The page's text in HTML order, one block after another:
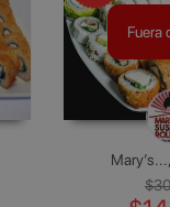
Fuera